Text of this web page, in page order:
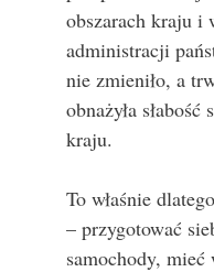
obszarach kraju i
administracji
nie zmieniło, a
obnażyła
kraju.
To właśnie
– przygotować
samochody, mieć